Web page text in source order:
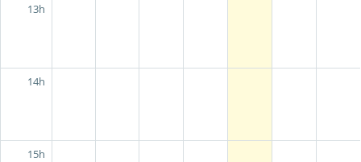
13h
14h
15h